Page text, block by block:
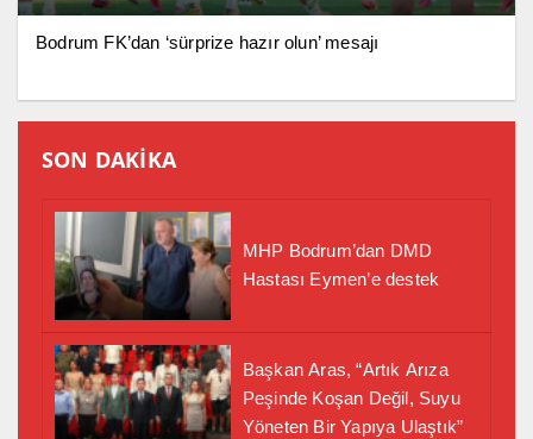
Bodrum FK’dan ‘sürprize hazır olun’ mesajı
SON DAKİKA
MHP Bodrum’dan DMD
Hastası Eymen’e destek
Başkan Aras, “Artık Arıza
Peşinde Koşan Değil, Suyu
Yöneten Bir Yapıya Ulaştık”